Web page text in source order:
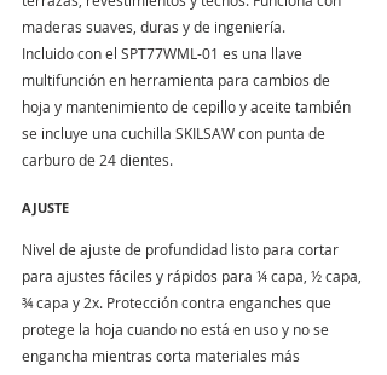
maderas suaves, duras y de ingeniería.
Incluido con el SPT77WML-01 es una llave
multifunción en herramienta para cambios de
hoja y mantenimiento de cepillo y aceite también
se incluye una cuchilla SKILSAW con punta de
carburo de 24 dientes.
AJUSTE
Nivel de ajuste de profundidad listo para cortar
para ajustes fáciles y rápidos para ¼ capa, ½ capa,
¾ capa y 2x. Protección contra enganches que
protege la hoja cuando no está en uso y no se
engancha mientras corta materiales más